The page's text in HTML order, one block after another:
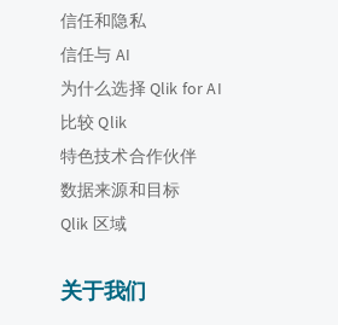
信任和隐私
信任与 AI
为什么选择 Qlik for AI
比较 Qlik
特色技术合作伙伴
数据来源和目标
Qlik 区域
关于我们